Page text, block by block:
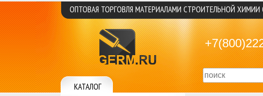
ОПТОВАЯ ТОРГОВЛЯ МАТЕРИАЛАМИ СТРОИТЕЛЬНОЙ
КАТАЛОГ